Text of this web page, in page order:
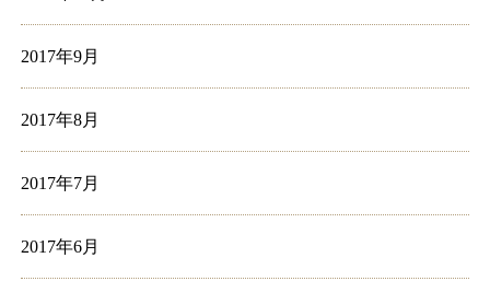
2017年9月
2017年8月
2017年7月
2017年6月